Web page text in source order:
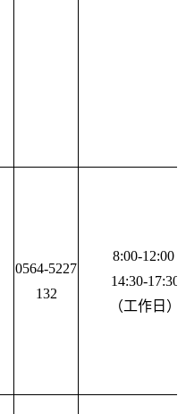
0564-5227
132
8:00-12:00
14:30-17:30
（工作日）